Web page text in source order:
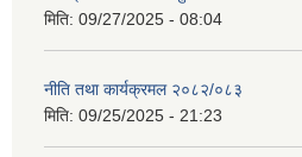
मिति: 09/27/2025 - 08:04
नीति तथा कार्यक्रमल २०८२/०८३
मिति: 09/25/2025 - 21:23